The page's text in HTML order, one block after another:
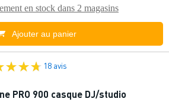
en stock dans 2 magasins
Ajouter au panier
18 avis
PRO 900 casque DJ/studio